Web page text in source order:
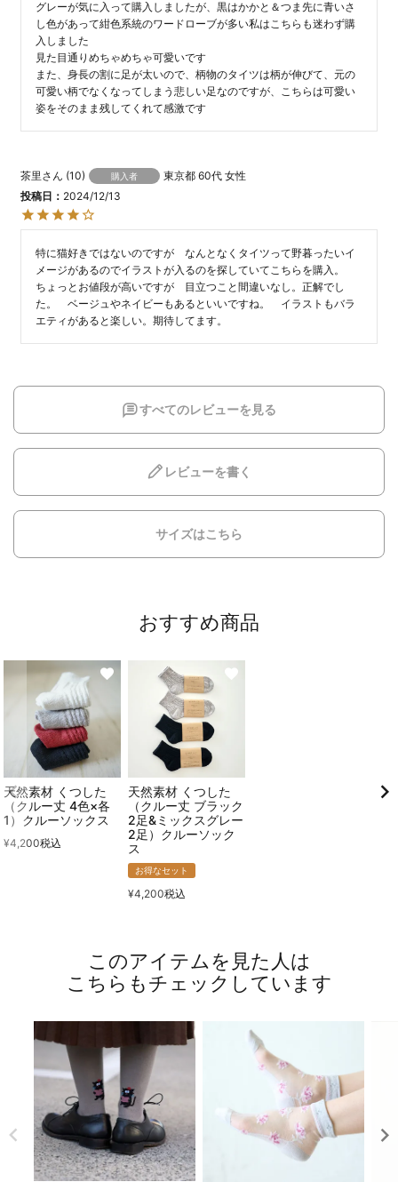
グレーが気に入って購入しましたが、黒はかかと＆つま先に青いさ
し色があって紺色系統のワードローブが多い私はこちらも迷わず購
入しました
見た目通りめちゃめちゃ可愛いです
また、身長の割に足が太いので、柄物のタイツは柄が伸びて、元の
可愛い柄でなくなってしまう悲しい足なのですが、こちらは可愛い
姿をそのまま残してくれて感激です
茶里 10 購入者 東京都 60代 女性
投稿日
2024/12/13
特に猫好きではないのですが　なんとなくタイツって野暮ったいイ
メージがあるのでイラストが入るのを探していてこちらを購入。
ちょっとお値段が高いですが　目立つこと間違いなし。正解でし
た。　ベージュやネイビーもあるといいですね。　イラストもバラ
すべてのレビューを見る
レビューを書く
サイズはこちら
おすすめ商品
天然素材 くつした
（クルー丈 4色×各
1）クルーソックス
¥4,200税込
天然素材 くつした
（クルー丈 ブラック
2足&ミックスグレー
2足）クルーソック
ス
お得なセット
¥4,200税込
このアイテムを見た人は
こちらもチェックしています